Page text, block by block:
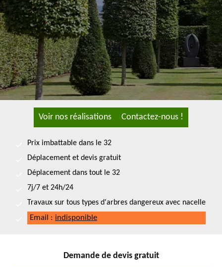
Voir nos réalisations Contactez-nous !
Prix imbattable dans le 32
Déplacement et devis gratuit
Déplacement dans tout le 32
7j/7 et 24h/24
Travaux sur tous types d'arbres dangereux avec nacelle
Email : indisponible
Demande de devis gratuit